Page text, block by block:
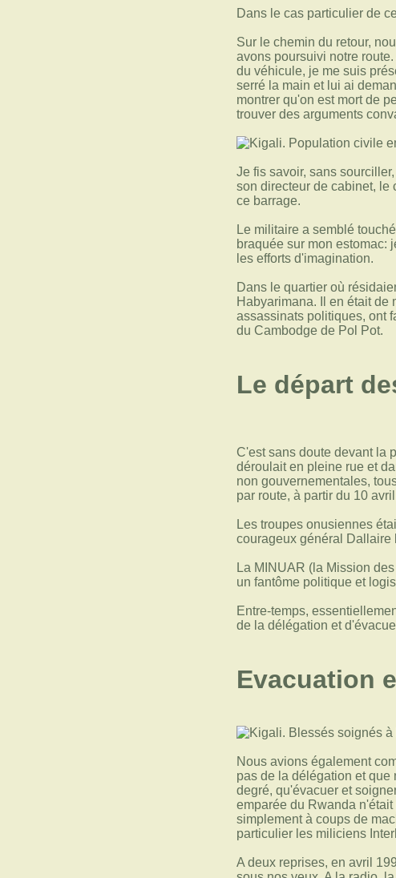
Dans le cas particulier de
Sur le chemin du retour,
avons poursuivi notre
du véhicule, je me suis
serré la main et lui ai
montrer qu'on est mort de
trouver des arguments
Je fis savoir, sans
son directeur de cabinet, le
ce barrage.
Le militaire a semblé
braquée sur mon estomac:
les efforts d'imagination.
Dans le quartier où
Habyarimana. Il en était
assassinats politiques, ont
du Cambodge de Pol Pot.
Le départ
C'est sans doute devant la
déroulait en pleine rue et
non gouvernementales,
par route, à partir du 10
Les troupes onusiennes
courageux général Dallaire
La MINUAR (la Mission
un fantôme politique et
Entre-temps,
de la délégation et
Evacuation
Nous avions également
pas de la délégation et que
degré, qu'évacuer et
emparée du Rwanda
simplement à coups de
particulier les miliciens
A deux reprises, en avril